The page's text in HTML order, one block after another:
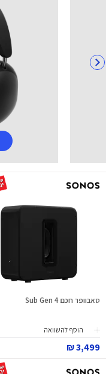
סאבוופר חכם Sub Gen 4
הוסף להשוואה
3,499 ₪